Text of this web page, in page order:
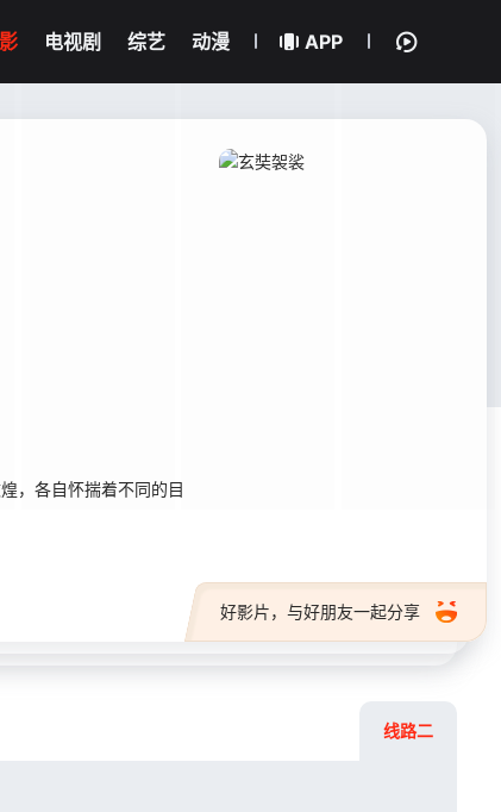
电视剧 综艺 动漫 APP
，各自怀揣着不同的目
好影片，与好朋友一起分享
线路二